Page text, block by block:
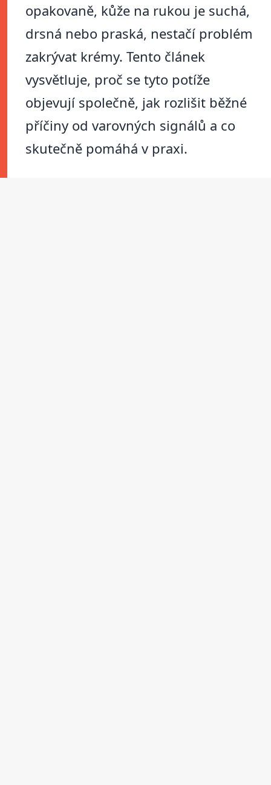
opakovaně, kůže na rukou je suchá,
drsná nebo praská, nestačí problém
zakrývat krémy. Tento článek
vysvětluje, proč se tyto potíže
objevují společně, jak rozlišit běžné
příčiny od varovných signálů a co
skutečně pomáhá v praxi.